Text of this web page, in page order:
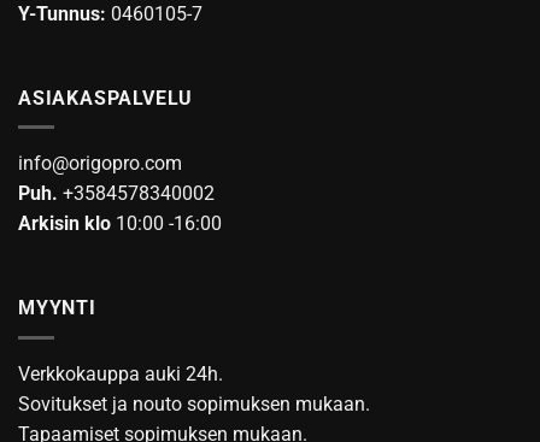
Y-Tunnus: 0460105-7
ASIAKASPALVELU
info@origopro.com
Puh. +3584578340002
Arkisin klo 10:00 -16:00
MYYNTI
Verkkokauppa auki 24h.
Sovitukset ja nouto sopimuksen mukaan.
Tapaamiset sopimuksen mukaan.